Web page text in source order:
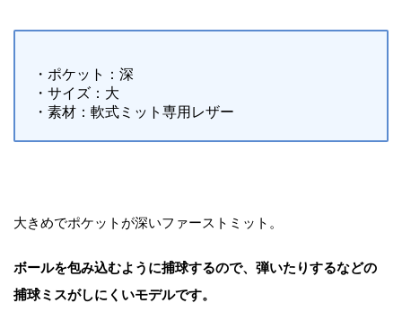
・ポケット：深
・サイズ：大
・素材：軟式ミット専用レザー
大きめでポケットが深いファーストミット。
ボールを包み込むように捕球するので、弾いたりするなどの
捕球ミスがしにくいモデルです。